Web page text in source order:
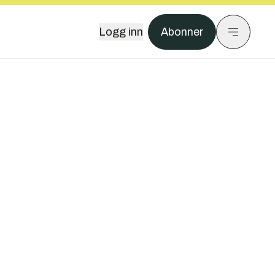
Logg inn Abonner